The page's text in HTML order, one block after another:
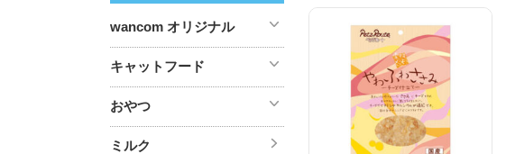
wancom オリジナル
キャットフード
おやつ
ミルク